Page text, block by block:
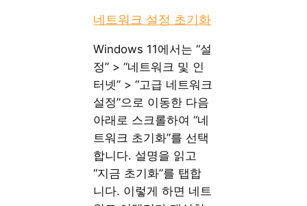
네트워크 설정 초기화
Windows 11에서는 “설
정” > “네트워크 및 인
터넷” > “고급 네트워크
설정”으로 이동한 다음
아래로 스크롤하여 “네
트워크 초기화”를 선택
합니다. 설명을 읽고
“지금 초기화”를 탭합
니다. 이렇게 하면 네트